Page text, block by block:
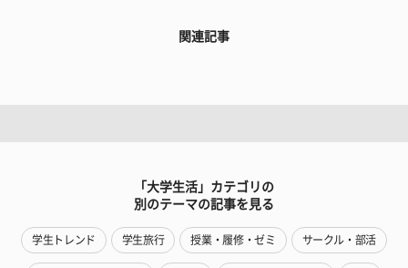
関連記事
「大学生活」カテゴリの
別のテーマの記事を見る
学生トレンド 学生旅行 授業・履修・ゼミ サークル・部活